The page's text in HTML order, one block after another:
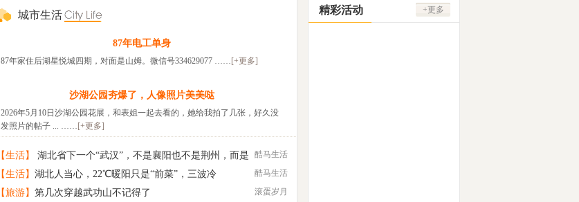
城市生活
87年电工单身
87年家住后湖星悦城四期，对面是山姆。微信号334629077 …… [+更多]
沙湖公园夯爆了，人像照片美美哒
2026年5月10日沙湖公园花展，和表姐一起去看的，她给我拍了几张，好久没
发照片的帖子 ... …… [+更多]
酷马生活
【生活】
湖北省下一个“武汉”，不是襄阳也不是荆州，而是
这座低调的城市
酷马生活
【生活】 湖北人当心，22℃暖阳只是“前菜”，三波冷
滚蛋岁月
【旅游】 第几次穿越武功山不记得了
精彩活动 +更多